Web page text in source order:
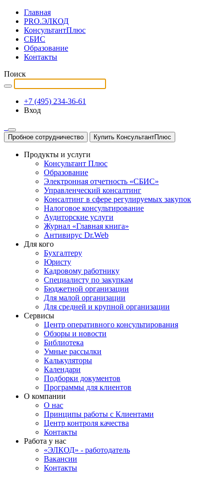
Главная
PRO.ЭЛКОД
КонсультантПлюс
СБИС
Образование
Контакты
Поиск
+7 (495) 234-36-61
Вход
Пробное сотрудничество Купить КонсультантПлюс
Продукты и услуги
Консультант Плюс
Образование
Электронная отчетность «СБИС»
Управленческий консалтинг
Консалтинг в сфере регулируемых закупок
Налоговое консультирование
Аудиторские услуги
Журнал «Главная книга»
Антивирус Dr.Web
Для кого
Бухгалтеру
Юристу
Кадровому работнику
Специалисту по закупкам
Бюджетной организации
Для малой организации
Для средней и крупной организации
Сервисы
Центр оперативного консультирования
Обзоры и новости
Библиотека
Умные рассылки
Калькуляторы
Календари
Подборки документов
Программы для клиентов
О компании
О нас
Принципы работы с Клиентами
Центр контроля качества
Контакты
Работа у нас
«ЭЛКОД» - работодатель
Вакансии
Контакты